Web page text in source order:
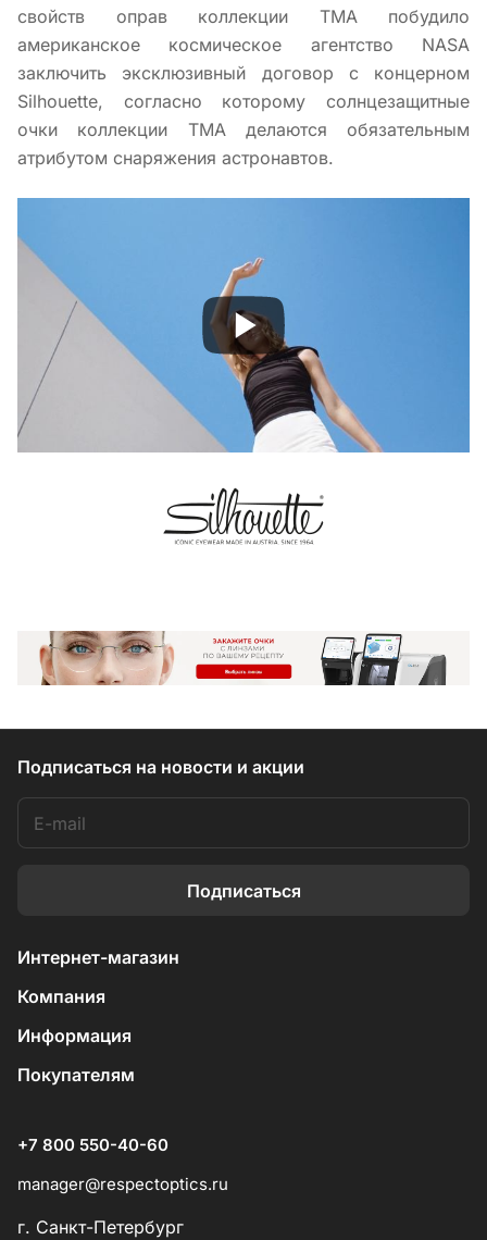
свойств оправ коллекции TMA побудило
американское космическое агентство NASA
заключить эксклюзивный договор с концерном
Silhouette, согласно которому солнцезащитные
очки коллекции TMA делаются обязательным
атрибутом снаряжения астронавтов.
Подписаться на новости и акции
Подписаться
Интернет-магазин
Компания
Информация
Покупателям
+7 800 550-40-60
manager@respectoptics.ru
г. Санкт-Петербург